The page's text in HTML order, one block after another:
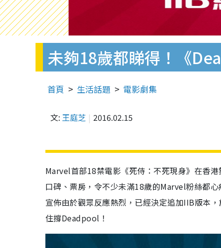
未夠18歲都睇得！《
首頁 生活話題 電影劇集
文: 王庭芝 2016.02.15
Marvel首部18禁電影《死侍：不死現身》在香
口碑、票房，令不少未滿18歲的Marvel粉絲都
宣佈由於觀眾反應熱烈，已經決定追加IIB版本
住撐Deadpool！